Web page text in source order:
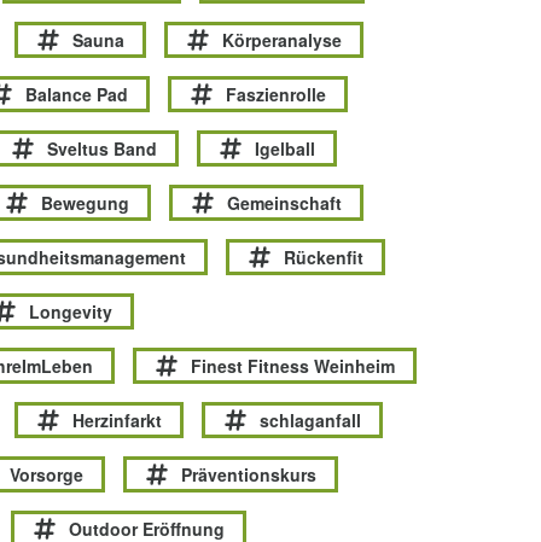
Sauna Körperanalyse
Balance Pad Faszienrolle
Sveltus Band Igelball
Bewegung Gemeinschaft
Rückenfit
Longevity
Finest Fitness Weinheim
Herzinfarkt schlaganfall
Vorsorge Präventionskurs
Outdoor Eröffnung